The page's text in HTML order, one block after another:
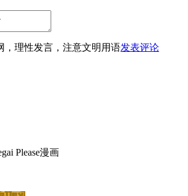
，理性发言，注意文明用语发表评论
Please漫画